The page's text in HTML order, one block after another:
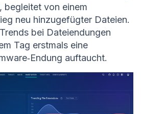
begleitet von einem
neu hinzugefügter Dateien.
bei Dateiendungen
Tag erstmals eine
auftaucht.